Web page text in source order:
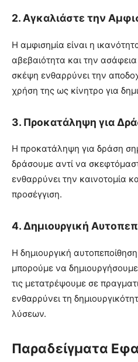
2.Αγκαλιάστε την
Η αμφισημία είναι η
αβεβαιότητα και την
σκέψη ενθαρρύνει την
χρήση της ως κίνητρο για
3. Προκατάληψη για
Η προκατάληψη για δράση
δράσουμε αντί να
ενθαρρύνει την καινοτομία
προσέγγιση.
4.Δημιουργική
Η δημιουργική αυτοπεποίθηση
μπορούμε να
τις μετατρέψουμε σε
ενθαρρύνει τη
λύσεων.
Παραδείγματα